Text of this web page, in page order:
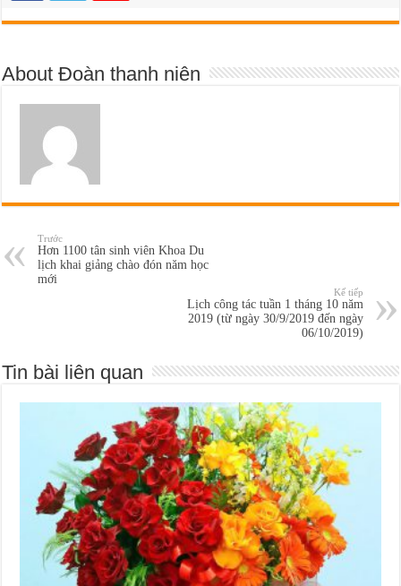
About Đoàn thanh niên
Trước
Hơn 1100 tân sinh viên Khoa Du
lịch khai giảng chào đón năm học
mới
Kế tiếp
Lịch công tác tuần 1 tháng 10 năm
2019 (từ ngày 30/9/2019 đến ngày
06/10/2019)
Tin bài liên quan